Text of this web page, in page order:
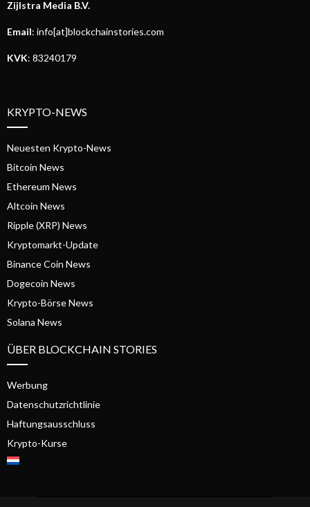
Zijlstra Media B.V.
Email: info[at]blockchainstories.com
KVK: 83240179
KRYPTO-NEWS
Neuesten Krypto-News
Bitcoin News
Ethereum News
Altcoin News
Ripple (XRP) News
Kryptomarkt-Update
Binance Coin News
Dogecoin News
Krypto-Börse News
Solana News
ÜBER BLOCKCHAIN STORIES
Werbung
Datenschutzrichtlinie
Haftungsausschluss
Krypto-Kurse